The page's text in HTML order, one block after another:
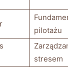
pilotażu
stresem